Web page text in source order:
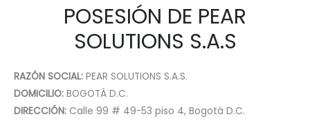
POSESIÓN DE PEAR
SOLUTIONS S.A.S
RAZÓN SOCIAL: PEAR SOLUTIONS S.A.S.
DOMICILIO: BOGOTÁ D.C.
DIRECCIÓN: Calle 99 # 49-53 piso 4, Bogotá D.C.